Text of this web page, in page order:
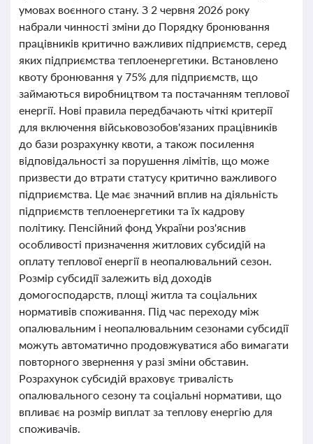
умовах воєнного стану. З 2 червня 2026 року
набрали чинності зміни до Порядку бронювання
працівників критично важливих підприємств, серед
яких підприємства теплоенергетики. Встановлено
квоту бронювання у 75% для підприємств, що
займаються виробництвом та постачанням теплової
енергії. Нові правила передбачають чіткі критерії
для включення військовозобов'язаних працівників
до бази розрахунку квоти, а також посилення
відповідальності за порушення лімітів, що може
призвести до втрати статусу критично важливого
підприємства. Це має значний вплив на діяльність
підприємств теплоенергетики та їх кадрову
політику. Пенсійний фонд України роз'яснив
особливості призначення житлових субсидій на
оплату теплової енергії в неопалювальний сезон.
Розмір субсидії залежить від доходів
домогосподарств, площі житла та соціальних
нормативів споживання. Під час переходу між
опалювальним і неопалювальним сезонами субсидії
можуть автоматично продовжуватися або вимагати
повторного звернення у разі зміни обставин.
Розрахунок субсидій враховує тривалість
опалювального сезону та соціальні нормативи, що
впливає на розмір виплат за теплову енергію для
споживачів.